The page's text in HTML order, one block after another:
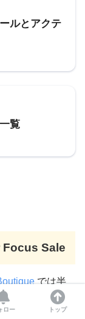
ルとアクテ
覧
Sale
では半
（今月の注
ロー トップ